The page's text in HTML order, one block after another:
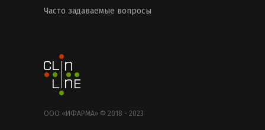
Часто задаваемые вопросы
ООО «ИФАРМА» © 2018 - 2023